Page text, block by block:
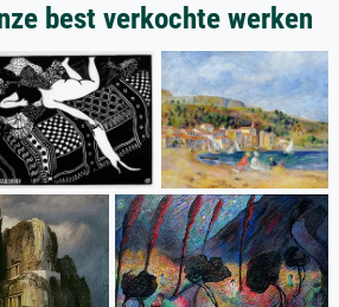
best verkochte werken